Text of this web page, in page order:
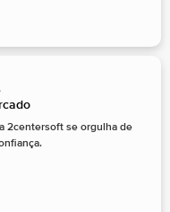
2centersoft se orgulha de